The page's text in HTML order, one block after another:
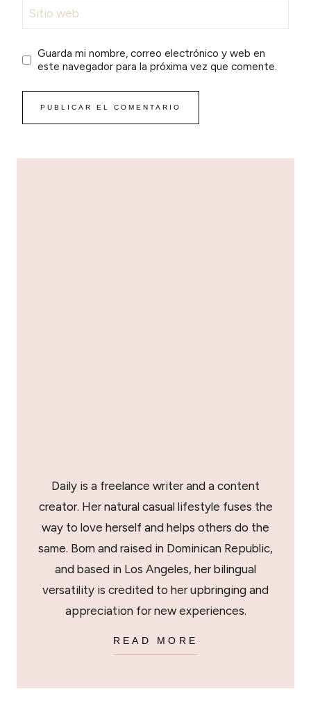
Sitio web
Guarda mi nombre, correo electrónico y web en
este navegador para la próxima vez que comente.
Daily is a freelance writer and a content
creator. Her natural casual lifestyle fuses the
way to love herself and helps others do the
same. Born and raised in Dominican Republic,
and based in Los Angeles, her bilingual
versatility is credited to her upbringing and
appreciation for new experiences.
READ MORE